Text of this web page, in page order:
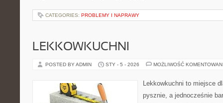
CATEGORIES: PROBLEMY I NAPRAWY
LEKKOWKUCHNI
POSTED BY ADMIN STY - 5 - 2026 MOŻLIWOŚĆ
Lekkowkuchni to miejsce
pysznie, a jednocześnie